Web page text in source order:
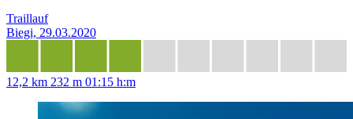
Traillauf
Biegi, 29.03.2020
12,2 km 232 m 01:15 h:m